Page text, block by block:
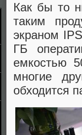
Как бы то
таким
экраном
ГБ
емкостью
многие
обходится